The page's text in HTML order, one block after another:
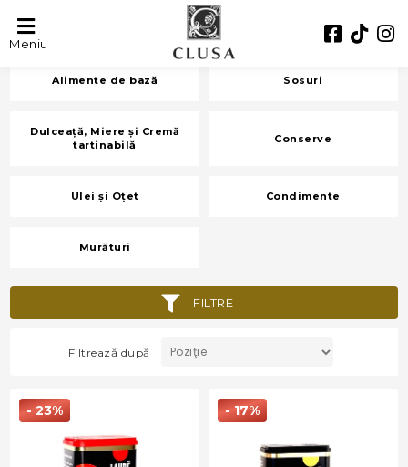
Meniu
Bacănie
Alimente de bază Sosuri
Dulceață, Miere și Cremă
tartinabilă
Conserve
Ulei și Oțet Condimente
Murături
FILTRE
Filtrează după
- 23% - 17%